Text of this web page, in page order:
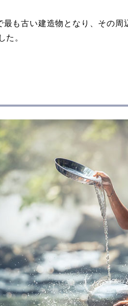
も古い建造物となり、その
た。